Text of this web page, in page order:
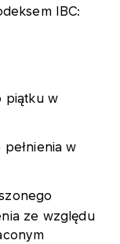
IBC:
piątku w
pełnienia w
ze względu